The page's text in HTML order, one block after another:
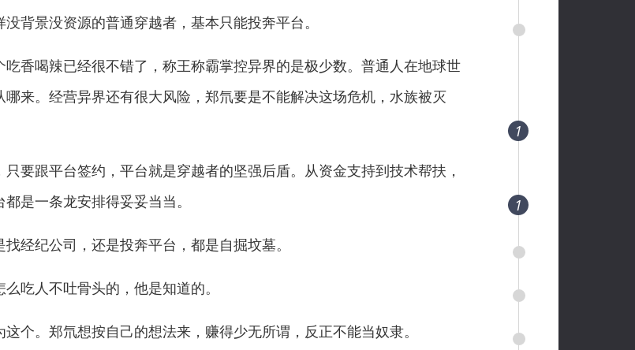
背景没资源的普通穿越者，基本只能投奔平台。
喝辣已经很不错了，称王称霸掌控异界的是极少数。普通人在地球世
来。经营异界还有很大风险，郑氘要是不能解决这场危机，水族被灭
1
跟平台签约，平台就是穿越者的坚强后盾。从资金支持到技术帮扶，
是一条龙安排得妥妥当当。
1
纪公司，还是投奔平台，都是自掘坟墓。
人不吐骨头的，他是知道的。
。郑氘想按自己的想法来，赚得少无所谓，反正不能当奴隶。